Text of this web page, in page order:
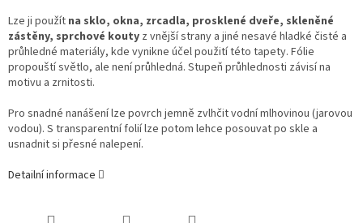
Lze ji použít na sklo, okna, zrcadla, prosklené dveře, skleněné
zástěny, sprchové kouty z vnější strany a jiné nesavé hladké čisté a
průhledné materiály, kde vynikne účel použití této tapety. Fólie
propouští světlo, ale není průhledná. Stupeň průhlednosti závisí na
motivu a zrnitosti.
Pro snadné nanášení lze povrch jemně zvlhčit vodní mlhovinou (jarovou
vodou). S transparentní folií lze potom lehce posouvat po skle a
usnadnit si přesné nalepení.
Detailní informace